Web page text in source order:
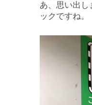
あ、思い出
ックですね。